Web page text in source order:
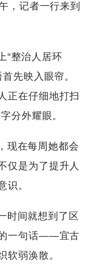
，记者一行来到
“整治人居环
先映入眼帘。
正在仔细地打扫
分外耀眼。
现在每周她都会
仅是为了提升人
识。
时间就想到了区
一句话——宜古
软弱涣散。